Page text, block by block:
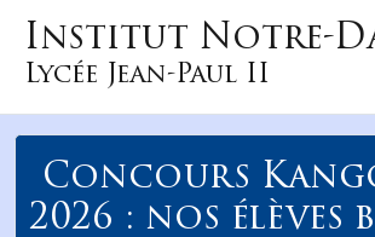
Institut Notre-
Lycée Jean-Paul II
Concours
2026 : nos